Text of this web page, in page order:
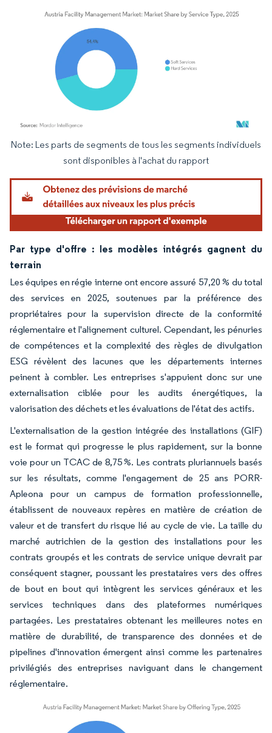
Image © Mordor Intelligence. La réutilisation nécessite une attribution sous CC BY
Note: Les parts de segments de tous les segments individuels
sont disponibles à l'achat du rapport
Par type d'offre : les modèles intégrés gagnent du
terrain
Les équipes en régie interne ont encore assuré 57,20 % du total
des services en 2025, soutenues par la préférence des
propriétaires pour la supervision directe de la conformité
réglementaire et l'alignement culturel. Cependant, les pénuries
de compétences et la complexité des règles de divulgation
ESG révèlent des lacunes que les départements internes
peinent à combler. Les entreprises s'appuient donc sur une
externalisation ciblée pour les audits énergétiques, la
valorisation des déchets et les évaluations de l'état des actifs.
L'externalisation de la gestion intégrée des installations (GIF)
est le format qui progresse le plus rapidement, sur la bonne
voie pour un TCAC de 8,75 %. Les contrats pluriannuels basés
sur les résultats, comme l'engagement de 25 ans PORR-
Apleona pour un campus de formation professionnelle,
établissent de nouveaux repères en matière de création de
valeur et de transfert du risque lié au cycle de vie. La taille du
marché autrichien de la gestion des installations pour les
contrats groupés et les contrats de service unique devrait par
conséquent stagner, poussant les prestataires vers des offres
de bout en bout qui intègrent les services généraux et les
services techniques dans des plateformes numériques
partagées. Les prestataires obtenant les meilleures notes en
matière de durabilité, de transparence des données et de
pipelines d'innovation émergent ainsi comme les partenaires
privilégiés des entreprises naviguant dans le changement
réglementaire.